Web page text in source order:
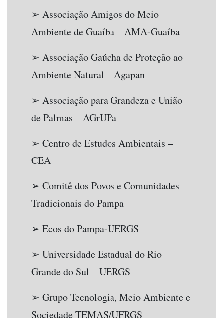
➢ Associação Amigos do Meio
Ambiente de Guaíba – AMA-Guaíba
➢ Associação Gaúcha de Proteção ao
Ambiente Natural – Agapan
➢ Associação para Grandeza e União
de Palmas – AGrUPa
➢ Centro de Estudos Ambientais –
CEA
➢ Comitê dos Povos e Comunidades
Tradicionais do Pampa
➢ Ecos do Pampa-UERGS
➢ Universidade Estadual do Rio
Grande do Sul – UERGS
➢ Grupo Tecnologia, Meio Ambiente e
Sociedade TEMAS/UFRGS